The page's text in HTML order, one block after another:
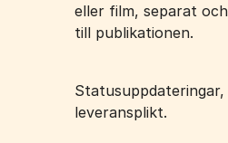
eller film, separat
till publikationen.
leveransplikt.